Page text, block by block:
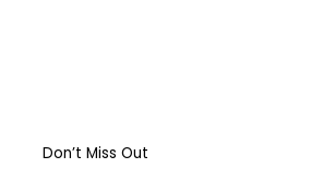
Don’t Miss Out